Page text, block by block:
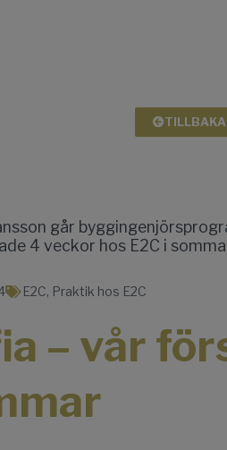
E2C, Praktik hos E2C
– vår